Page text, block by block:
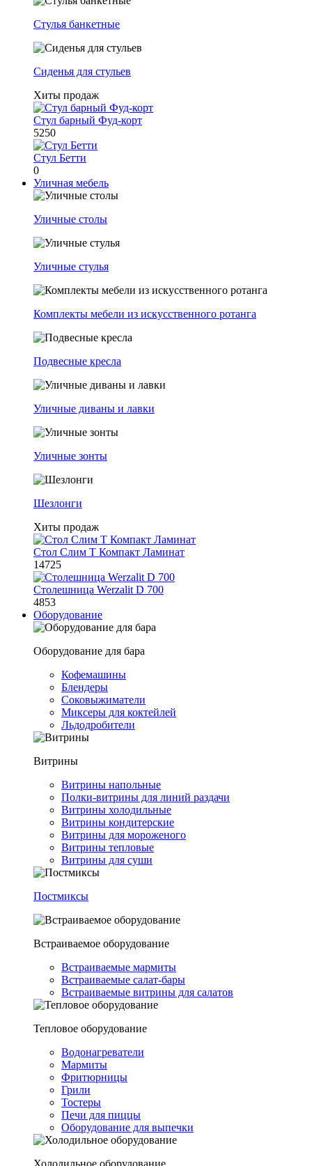
Стулья банкетные
Сиденья для стульев
Хиты продаж
Стул барный Фуд-корт
5250
Стул Бетти
0
Уличная мебель
Уличные столы
Уличные стулья
Комплекты мебели из искусственного ротанга
Подвесные кресла
Уличные диваны и лавки
Уличные зонты
Шезлонги
Хиты продаж
Стол Слим Т Компакт Ламинат
14725
Столешница Werzalit D 700
4853
Оборудование
Оборудование для бара
Кофемашины
Блендеры
Соковыжиматели
Миксеры для коктейлей
Льдодробители
Витрины
Витрины напольные
Полки-витрины для линий раздачи
Витрины холодильные
Витрины кондитерские
Витрины для мороженого
Витрины тепловые
Витрины для суши
Постмиксы
Встраиваемое оборудование
Встраиваемые мармиты
Встраиваемые салат-бары
Встраиваемые витрины для салатов
Тепловое оборудование
Водонагреватели
Мармиты
Фритюрницы
Грили
Тостеры
Печи для пиццы
Оборудование для выпечки
Холодильное оборудование